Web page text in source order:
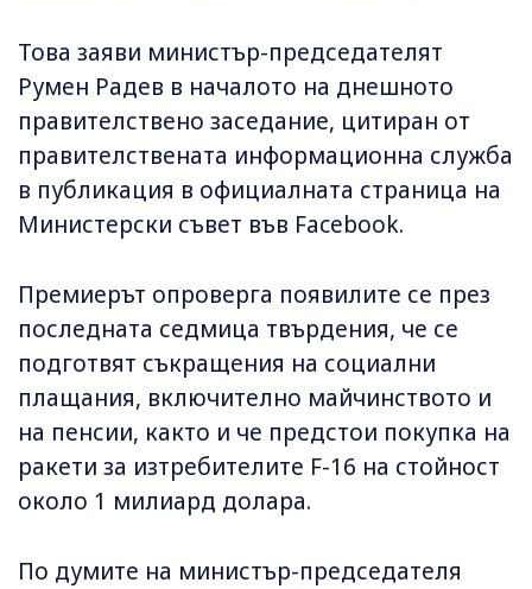
Това заяви министър-председателят
Румен Радев в началото на днешното
правителствено заседание, цитиран от
правителствената информационна служба
в публикация в официалната страница на
Министерски съвет във Facebook.
Премиерът опроверга появилите се през
последната седмица твърдения, че се
подготвят съкращения на социални
плащания, включително майчинството и
на пенсии, както и че предстои покупка на
ракети за изтребителите F-16 на стойност
около 1 милиард долара.
По думите на министър-председателя